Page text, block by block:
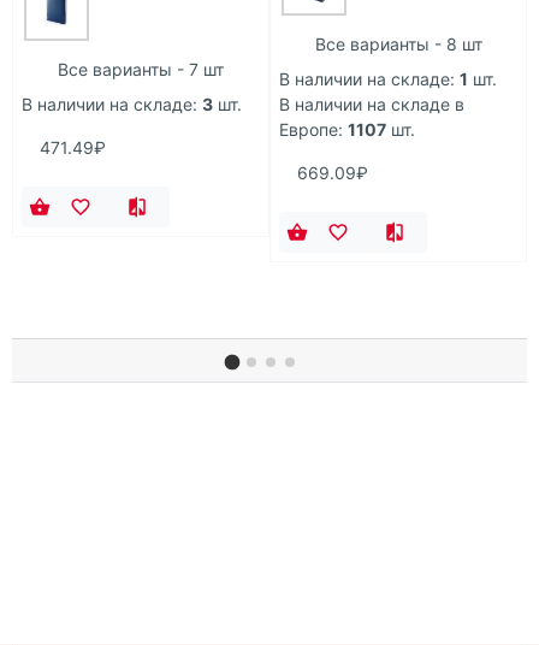
Все варианты - 7 шт
В наличии на складе: 3 шт.
471.49₽
Все варианты - 8 шт
В наличии на складе: 1 шт.
В наличии на складе в
Европе: 1107 шт.
669.09₽